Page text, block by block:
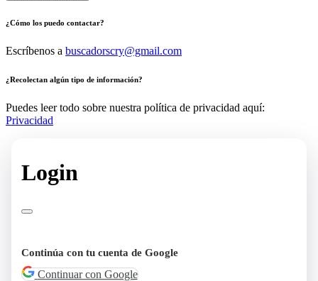
¿Cómo los puedo contactar?
Escríbenos a buscadorscry@gmail.com
¿Recolectan algún tipo de información?
Puedes leer todo sobre nuestra política de privacidad aquí:
Privacidad
Login
Continúa con tu cuenta de Google
Continuar con Google